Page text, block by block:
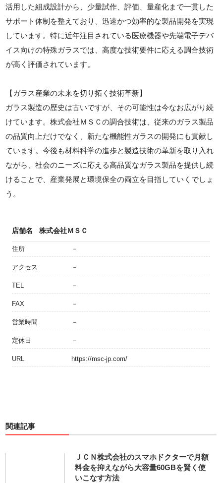
活用した組成設計から、少量試作、評価、量産化まで一貫した
サポート体制を整えており、迅速かつ効率的な製品開発を実現
しています。特に近年注目されている医療機器や先端電子デバ
イス向けの特殊ガラスでは、高度な技術要件に応える調合技術
が高く評価されています。
【ガラス産業の未来を切り拓く技術革新】
ガラス製造の歴史は古いですが、その可能性は今なお広がり続
けています。株式会社ＭＳＣの調合技術は、従来のガラス製品
の品質向上だけでなく、新たな機能性ガラスの開発にも貢献し
ています。今後も材料科学の進歩と製造技術の革新を取り入れ
ながら、社会のニーズに応える高品質なガラス製品を提供し続
けることで、産業発展と環境保全の両立を目指していくでしょ
う。
店舗名 株式会社ＭＳＣ
住所 －
アクセス －
TEL －
FAX －
営業時間 －
定休日 －
URL https://msc-jp.com/
関連記事
ＪＣＮ株式会社のスマホドクターで月額
料金を抑えながら大容量60GBを賢く使
いこなす方法